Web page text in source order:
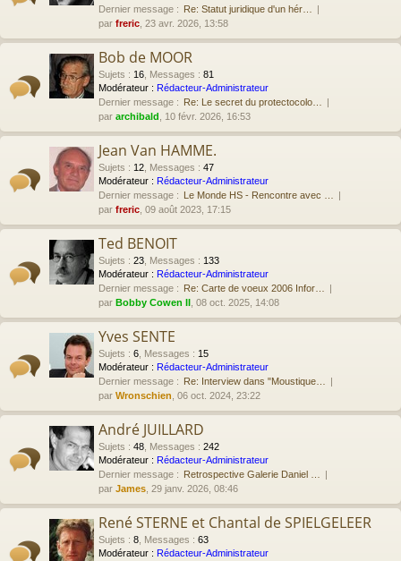
Dernier message : Re: Statut juridique d'un hér…
par freric , 23 avr. 2026, 13:58
Bob de MOOR
Sujets : 16 Messages : 81
Modérateur : Rédacteur-Administrateur
Dernier message : Re: Le secret du protectocolo…
par archibald , 10 févr. 2026, 16:53
Jean Van HAMME.
Sujets : 12 Messages : 47
Modérateur : Rédacteur-Administrateur
Dernier message : Le Monde HS - Rencontre avec …
par freric , 09 août 2023, 17:15
Ted BENOIT
Sujets : 23 Messages : 133
Modérateur : Rédacteur-Administrateur
Dernier message : Re: Carte de voeux 2006 Infor…
par Bobby Cowen II , 08 oct. 2025, 14:08
Yves SENTE
Sujets : 6 Messages : 15
Modérateur : Rédacteur-Administrateur
Dernier message : Re: Interview dans "Moustique…
par Wronschien , 06 oct. 2024, 23:22
André JUILLARD
Sujets : 48 Messages : 242
Modérateur : Rédacteur-Administrateur
Dernier message : Retrospective Galerie Daniel …
par James , 29 janv. 2026, 08:46
René STERNE et Chantal de SPIELGELEER
Sujets : 8 Messages : 63
Modérateur : Rédacteur-Administrateur